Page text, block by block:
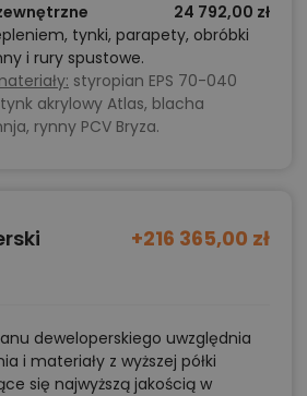
24 792,00 zł
tynki, parapety, obróbki
i rury spustowe.
styropian EPS 70-040
akrylowy Atlas, blacha
rynny PCV Bryza.
+216 365,00 zł
deweloperskiego uwzględnia
i materiały z wyższej półki
się najwyższą jakością w